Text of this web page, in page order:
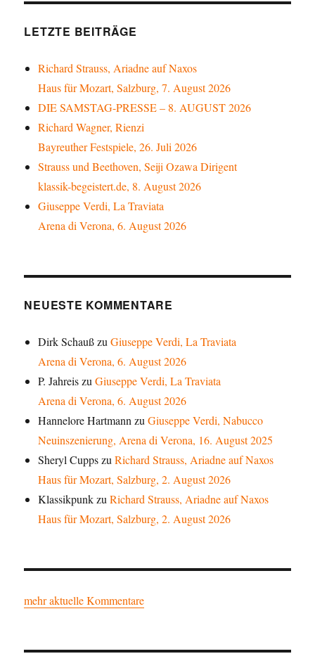
LETZTE BEITRÄGE
Richard Strauss, Ariadne auf Naxos
Haus für Mozart, Salzburg, 7. August 2026
DIE SAMSTAG-PRESSE – 8. AUGUST 2026
Richard Wagner, Rienzi
Bayreuther Festspiele, 26. Juli 2026
Strauss und Beethoven, Seiji Ozawa Dirigent
klassik-begeistert.de, 8. August 2026
Giuseppe Verdi, La Traviata
Arena di Verona, 6. August 2026
NEUESTE KOMMENTARE
Dirk SchaußzuGiuseppe Verdi, La Traviata
Arena di Verona, 6. August 2026
P. JahreiszuGiuseppe Verdi, La Traviata
Arena di Verona, 6. August 2026
Hannelore Hartmann zuGiuseppe Verdi, Nabucco
Neuinszenierung, Arena di Verona, 16. August 2025
Sheryl CuppszuRichard Strauss, Ariadne auf Naxos
Haus für Mozart, Salzburg, 2. August 2026
KlassikpunkzuRichard Strauss, Ariadne auf Naxos
Haus für Mozart, Salzburg, 2. August 2026
mehr aktuelle Kommentare